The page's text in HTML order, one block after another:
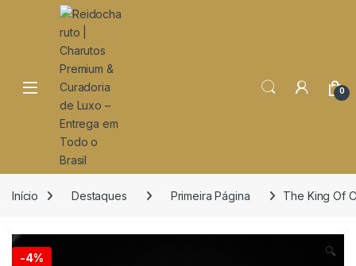
Open 0
Início Destaques Primeira Página The King Of
-4% 🔍